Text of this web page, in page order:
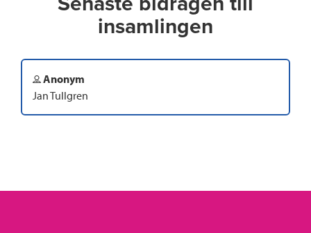
insamlingen
Anonym
Jan Tullgren